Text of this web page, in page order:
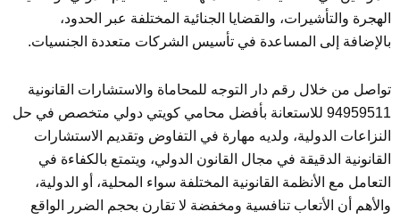
الهجرة والتأشيرات، والقضايا الجنائية المختلفة عبر الحدود،
بالإضافة إلى المساعدة في تأسيس الشركات متعددة الجنسيات.
تواصل من خلال رقم دار التوجه للمحاماة والاستشارات القانونية
94959511 للاستعانة بأفضل محامي كويتي دولي متخصص في حل
النزاعات الدولية، ولديه مهارة في التفاوض وتقديم الاستشارات
القانونية الدقيقة في مجال القانون الدولي، ويتمتع بالكفاءة في
التعامل مع الأنظمة القانونية المختلفة سواء المحلية، أو الدولية،
والأهم أن الأتعاب تنافسية ومخفضة لا تقارن بحجم الضرر الواقع